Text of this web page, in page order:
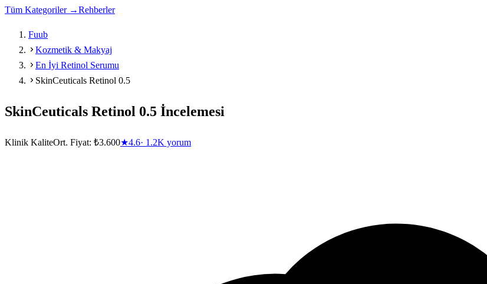
Tüm Kategoriler →Rehberler
Fuub
Kozmetik & Makyaj
En İyi Retinol Serumu
SkinCeuticals Retinol 0.5
SkinCeuticals Retinol 0.5 İncelemesi
Klinik KaliteOrt. Fiyat: ₺3.600★4.6· 1.2K yorum